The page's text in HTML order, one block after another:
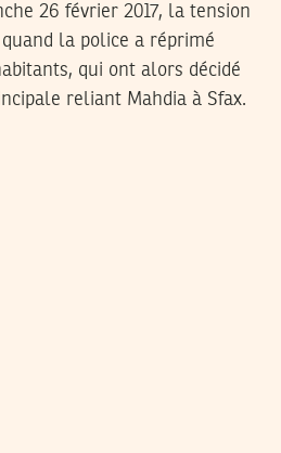
26 février 2017, la tension
la police a réprimé
qui ont alors décidé
reliant Mahdia à Sfax.